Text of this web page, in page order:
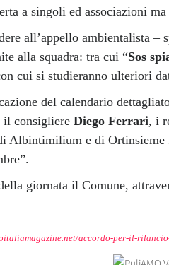
a singoli ed associazioni
all’appello ambientalista
alla squadra: tra cui “Sos
cui si studieranno ulteriori
del calendario
il consigliere Diego Ferrari, i
Albintimilium e di Ortinsieme
giornata il Comune,
accordo-per-il-